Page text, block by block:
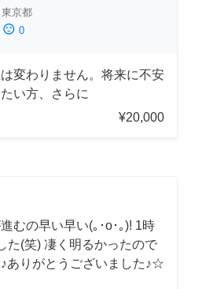
東京都
sentiment_dissatisfied 0
変わりません。将来に不安
い方、さらに
¥20,000
むの早い早い(｡･о･｡)! 1時
た(笑) 凄く明るかったので
ありがとうございました♪☆